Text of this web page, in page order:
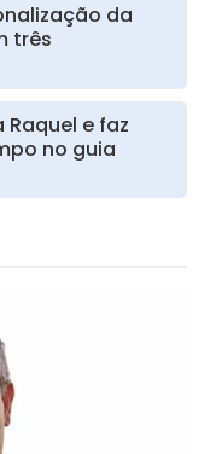
da
três
Raquel e faz
no guia